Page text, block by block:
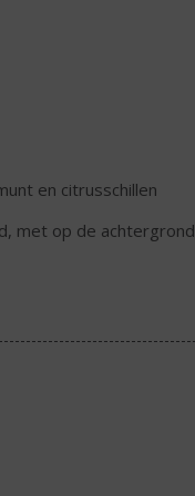
en citrusschillen
met op de achtergrond